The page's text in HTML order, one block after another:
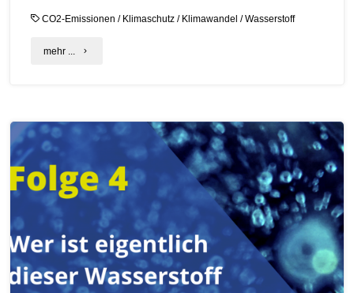
CO2-Emissionen / Klimaschutz / Klimawandel /Wasserstoff
mehr ... "C.A.R.M.E.N.-
ist
dieser
und
warum